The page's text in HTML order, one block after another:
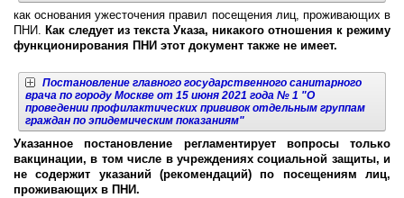
как основания ужесточения правил посещения лиц, проживающих в
ПНИ. Как следует из текста Указа, никакого отношения к режиму
функционирования ПНИ этот документ также не имеет.
Постановление главного государственного санитарного
врача по городу Москве от 15 июня 2021 года № 1 "О
проведении профилактических прививок отдельным группам
граждан по эпидемическим показаниям"
Указанное постановление регламентирует вопросы только
вакцинации, в том числе в учреждениях социальной защиты, и
не содержит указаний (рекомендаций) по посещениям лиц,
проживающих в ПНИ.